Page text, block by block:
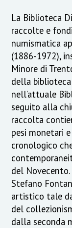
La Biblioteca
raccolte e
numismatica
(1886-1972),
Minore di
della
nell’attuale
seguito alla
raccolta
pesi monetari
cronologico
del
Stefano
artistico tale
del
dalla seconda